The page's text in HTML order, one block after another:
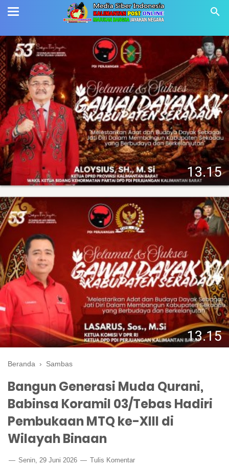
Beranda › Sambas
Bangun Generasi Muda Qurani,
Babinsa Koramil 03/Tebas Hadiri
Pembukaan MTQ ke-XIII di
Wilayah Binaan
Senin, 29 Juni 2026 Tulis Komentar